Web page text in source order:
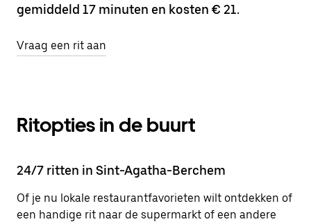
gemiddeld 17 minuten en kosten € 21.
Vraag een rit aan
Ritopties in de buurt
24/7 ritten in Sint-Agatha-Berchem
Of je nu lokale restaurantfavorieten wilt ontdekken of
een handige rit naar de supermarkt of een andere